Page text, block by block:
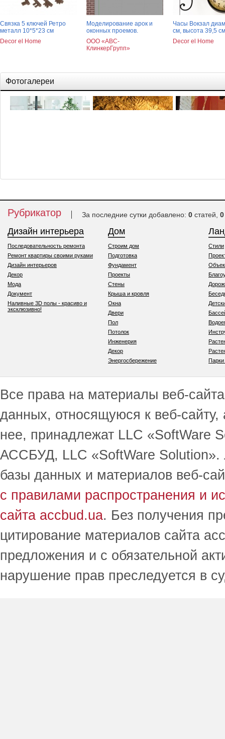
Связка 5 ключей Ретро
металл 10*5*23 см
Decor el Home
Моделирование арок и
оконных проемов.
ООО «АВС-
КлинкерГрупп»
Часы Вокзал
см, высота 39,5 см
Decor el Home
Фотогалереи
Рубрикатор За последние сутки добавлено: 0 статей, 0
Дизайн интерьера
Последовательность ремонта
Ремонт квартиры своими руками
Дизайн интерьеров
Декор
Мода
Документ
Наливные 3D полы - красиво и
эксклюзивно!
Дом
Строим дом
Подготовка
Фундамент
Проекты
Стены
Крыша и кровля
Окна
Двери
Пол
Потолок
Инженерия
Декор
Энергосбережение
Стили
Все права на материалы веб-
данных, относящуюся к веб-
нее, принадлежат LLC
АССБУД, LLC «SoftWare Solution».
базы данных и материалов веб-
с правилами распространения и
сайта accbud.ua. Без получения
цитирование материалов сайта
предложения и с обязательной
нарушение прав преследуется в